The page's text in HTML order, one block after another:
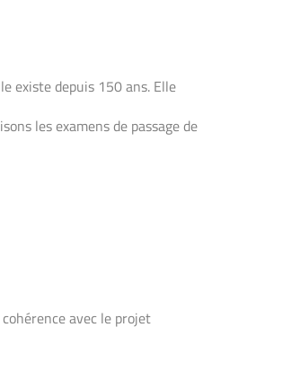
existe depuis 150 ans. Elle
les examens de passage de
avec le projet